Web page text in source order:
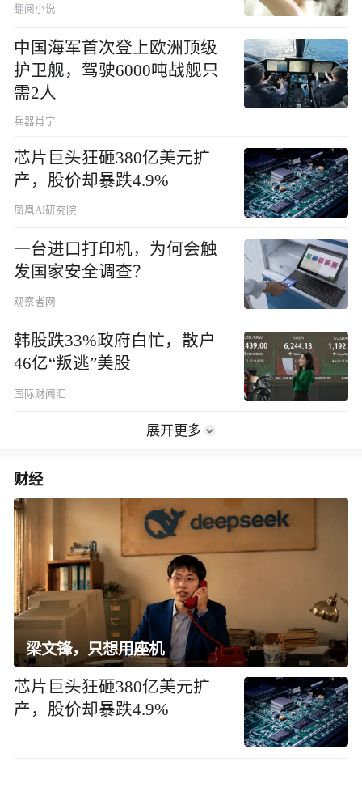
翻阅小说
中国海军首次登上欧洲顶级
护卫舰，驾驶6000吨战舰只
需2人
兵器肖宁
芯片巨头狂砸380亿美元扩
产，股价却暴跌4.9%
凤凰AI研究院
一台进口打印机，为何会触
发国家安全调查？
观察者网
韩股跌33%政府白忙，散户
46亿“叛逃”美股
国际财闻汇
展开更多
财经
梁文锋，只想用座机
芯片巨头狂砸380亿美元扩
产，股价却暴跌4.9%